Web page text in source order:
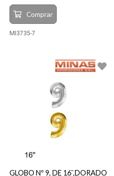
Comprar
MI3735-7
GLOBO Nº 9, DE 16¨,DORADO